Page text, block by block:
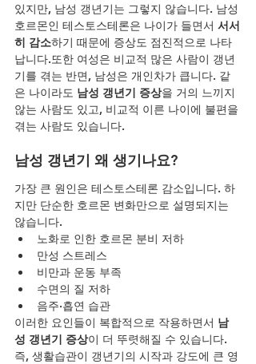
있지만, 남성 갱년기는 그렇지 않습니다. 남성
호르몬인 테스토스테론은 나이가 들면서 서서
히 감소하기 때문에 증상도 점진적으로 나타
납니다.또한 여성은 비교적 많은 사람이 갱년
기를 겪는 반면, 남성은 개인차가 큽니다. 같
은 나이라도 남성 갱년기 증상을 거의 느끼지
않는 사람도 있고, 비교적 이른 나이에 불편을
겪는 사람도 있습니다.
남성 갱년기 왜 생기나요?
가장 큰 원인은 테스토스테론 감소입니다. 하
지만 단순한 호르몬 변화만으로 설명되지는
않습니다.
노화로 인한 호르몬 분비 저하
만성 스트레스
비만과 운동 부족
수면의 질 저하
음주·흡연 습관
이러한 요인들이 복합적으로 작용하면서 남
성 갱년기 증상이 더 뚜렷해질 수 있습니다.
즉, 생활습관이 갱년기의 시작과 강도에 큰 영